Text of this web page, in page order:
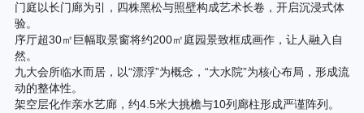
门庭以长门廊为引，四株黑松与照壁构成艺术长卷，开启沉浸式体
验。
序厅超30㎡巨幅取景窗将约200㎡庭园景致框成画作，让人融入自
然。
九大会所临水而居，以“漂浮”为概念，“大水院”为核心布局，形成流
动的整体性。
架空层化作亲水艺廊，约4.5米大挑檐与10列廊柱形成严谨阵列。